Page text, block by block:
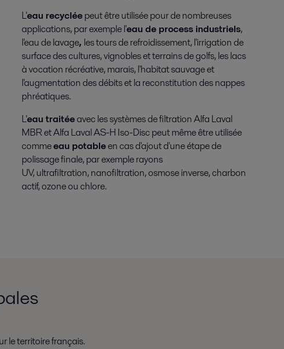
L'eau recycléepeut être utilisée pour de nombreuses
applications, par exemple l'eau de process industriels,
l'eau de lavage, les tours de refroidissement, l'irrigation de
surface des cultures, vignobles et terrains de golfs, les lacs
à vocation récréative, marais, l'habitat sauvage et
l'augmentation des débits et la reconstitution des nappes
phréatiques.
L'eau traitéeavec les systèmes de filtration Alfa Laval
MBR et Alfa Laval AS-H Iso-Disc peut même être utilisée
commeeau potableen cas d'ajout d'une étape de
polissage finale, par exemple rayons
UV, ultrafiltration, nanofiltration, osmose inverse, charbon
actif, ozone ou chlore.
le territoire français.